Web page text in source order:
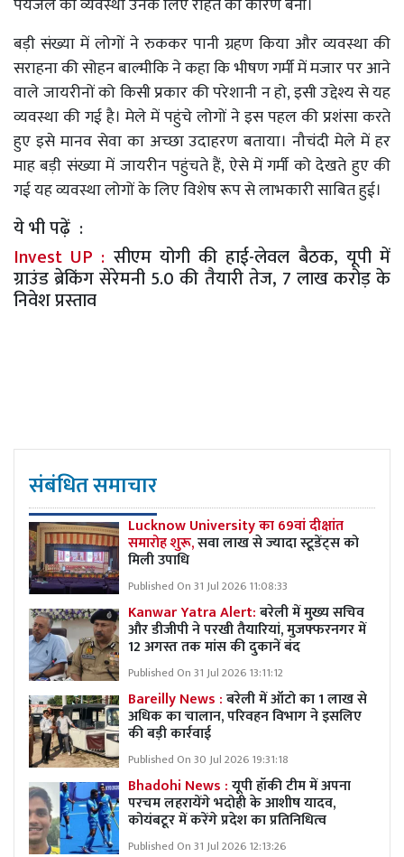
बड़ी संख्या में लोगों ने रुककर पानी ग्रहण किया और व्यवस्था की
सराहना की सोहन बाल्मीकि ने कहा कि भीषण गर्मी में मजार पर आने
वाले जायरीनों को किसी प्रकार की परेशानी न हो, इसी उद्देश्य से यह
व्यवस्था की गई है। मेले में पहुंचे लोगों ने इस पहल की प्रशंसा करते
हुए इसे मानव सेवा का अच्छा उदाहरण बताया। नौचंदी मेले में हर
माह बड़ी संख्या में जायरीन पहुंचते हैं, ऐसे में गर्मी को देखते हुए की
गई यह व्यवस्था लोगों के लिए विशेष रूप से लाभकारी साबित हुई।
ये भी पढ़ें :
Invest UP : सीएम योगी की हाई-लेवल बैठक, यूपी में
ग्राउंड ब्रेकिंग सेरेमनी 5.0 की तैयारी तेज, 7 लाख करोड़ के
निवेश प्रस्ताव
संबंधित समाचार
Lucknow University का 69वां दीक्षांत
समारोह शुरू,सवा लाख से ज्यादा स्टूडेंट्स को
मिली उपाधि
Published On 31 Jul 2026 11:08:33
Kanwar Yatra Alert:बरेली में मुख्य सचिव
और डीजीपी ने परखी तैयारियां, मुजफ्फरनगर में
12 अगस्त तक मांस की दुकानें बंद
Published On 31 Jul 2026 13:11:12
Bareilly News :बरेली में ऑटो का 1 लाख से
अधिक का चालान, परिवहन विभाग ने इसलिए
की बड़ी कार्रवाई
Published On 30 Jul 2026 19:31:18
Bhadohi News :यूपी हॉकी टीम में अपना
परचम लहरायेंगे भदोही के आशीष यादव,
कोयंबटूर में करेंगे प्रदेश का प्रतिनिधित्व
Published On 31 Jul 2026 12:13:26